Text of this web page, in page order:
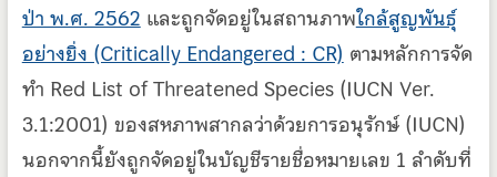
ป่า พ.ศ. 2562 และถูกจัดอยู่ในสถานภาพใกล้สูญพันธุ์
อย่างยิ่ง (Critically Endangered : CR) ตามหลักการจัด
ทำ Red List of Threatened Species (IUCN Ver.
3.1:2001) ของสหภาพสากลว่าด้วยการอนุรักษ์ (IUCN)
นอกจากนี้ยังถูกจัดอยู่ในบัญชีรายชื่อหมายเลข 1 ลำดับที่